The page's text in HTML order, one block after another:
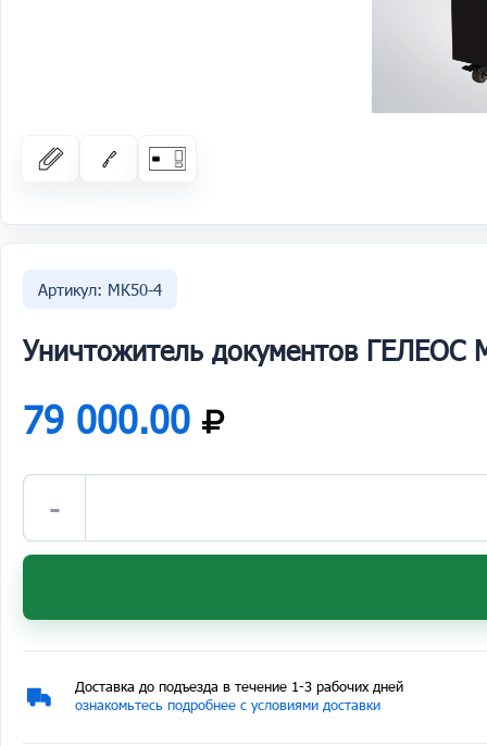
Артикул: МК50-4
Уничтожитель документов ГЕЛЕОС
79 000.00
-
Доставка до подъезда в течение 1-3 рабочих дней
ознакомьтесь подробнее с условиями доставки